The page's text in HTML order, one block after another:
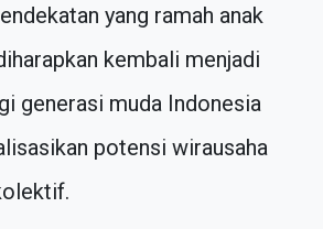
yang ramah anak
kembali menjadi
generasi muda Indonesia
potensi wirausaha